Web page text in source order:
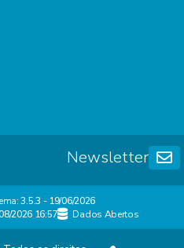
Newsletter
3.5.3 - 19/06/2026
2026 16:57 Dados Abertos